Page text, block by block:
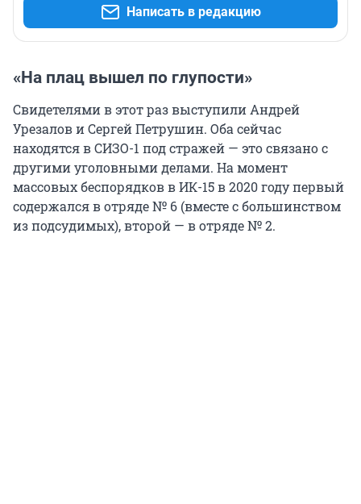
Написать в редакцию
«На плац вышел по глупости»
Свидетелями в этот раз выступили Андрей
Урезалов и Сергей Петрушин. Оба сейчас
находятся в СИЗО-1 под стражей — это связано с
другими уголовными делами. На момент
массовых беспорядков в ИК-15 в 2020 году первый
содержался в отряде № 6 (вместе с большинством
из подсудимых), второй — в отряде № 2.